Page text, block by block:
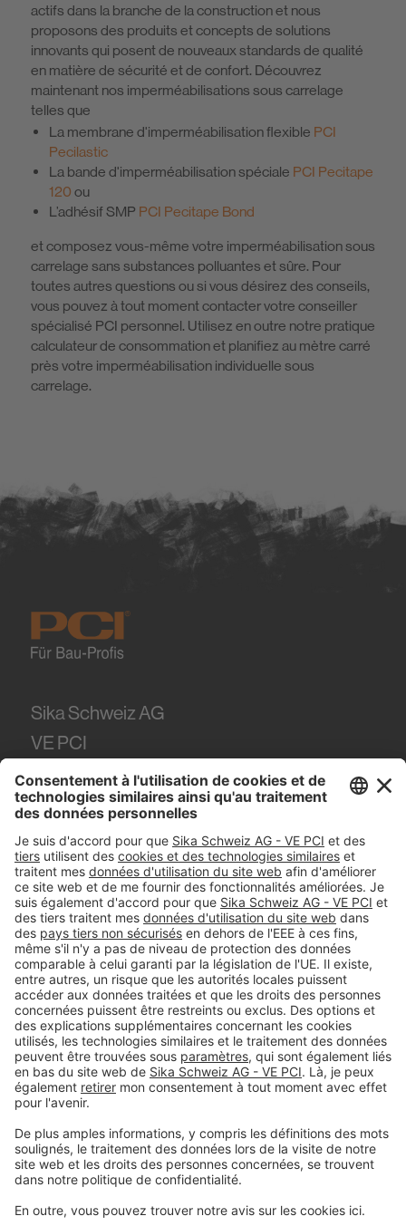
actifs dans la branche de la construction et nous
proposons des produits et concepts de solutions
innovants qui posent de nouveaux standards de qualité
en matière de sécurité et de confort. Découvrez
maintenant nos imperméabilisations sous carrelage
telles que
La membrane d'imperméabilisation flexible PCI
Pecilastic
La bande d'imperméabilisation spéciale PCI Pecitape
120 ou
L’adhésif SMP PCI Pecitape Bond
et composez vous-même votre imperméabilisation sous
carrelage sans substances polluantes et sûre. Pour
toutes autres questions ou si vous désirez des conseils,
vous pouvez à tout moment contacter votre conseiller
spécialisé PCI personnel. Utilisez en outre notre pratique
calculateur de consommation et planifiez au mètre carré
près votre imperméabilisation individuelle sous
carrelage.
Sika Schweiz AG
VE PCI
Tüffenwies 16
8048Zürich
Tel. +41 (58) 436 21 21
#PCI
Colophon
Déclaration de protection de la vie privée
Conditions générales de vente
Informations légales